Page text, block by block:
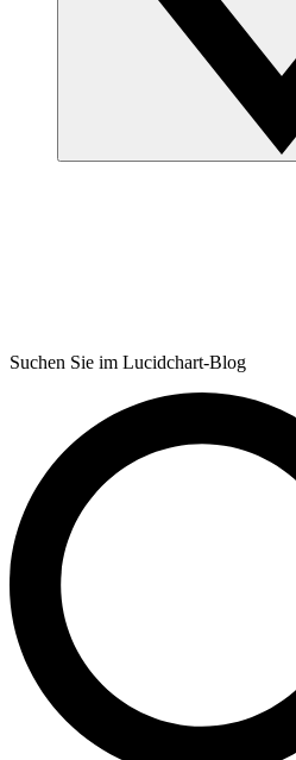
Suchen Sie im Lucidchart-Blog